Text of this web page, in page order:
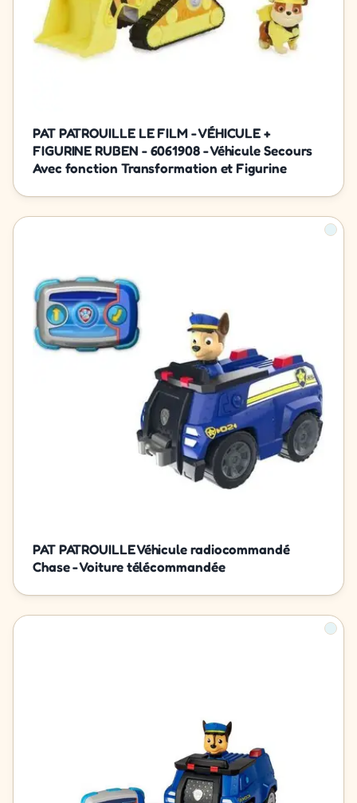
PAT PATROUILLE LE FILM - VÉHICULE +
FIGURINE RUBEN - 6061908 - Véhicule Secours
Avec fonction Transformation et Figurine
PAT PATROUILLE Véhicule radiocommandé
Chase - Voiture télécommandée